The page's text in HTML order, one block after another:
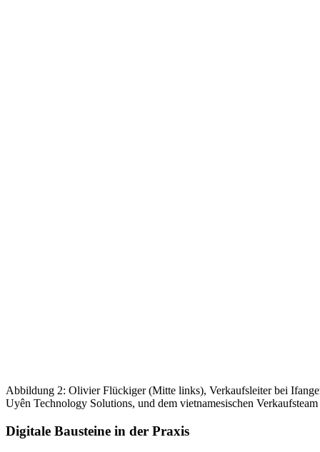
Abbildung 2: Olivier Flückiger (Mitte links), Verkaufsleiter bei
Uyên Technology Solutions, und dem vietnamesischen
Digitale Bausteine in der Praxis